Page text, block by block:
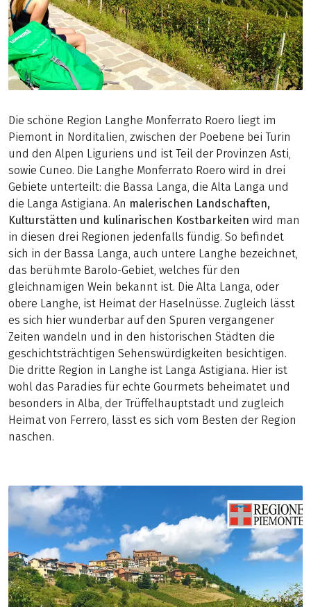
Die schöne Region Langhe Monferrato Roero liegt im
Piemont in Norditalien, zwischen der Poebene bei Turin
und den Alpen Liguriens und ist Teil der Provinzen Asti,
sowie Cuneo. Die Langhe Monferrato Roero wird in drei
Gebiete unterteilt: die Bassa Langa, die Alta Langa und
die Langa Astigiana. An malerischen Landschaften,
Kulturstätten und kulinarischen Kostbarkeiten wird man
in diesen drei Regionen jedenfalls fündig. So befindet
sich in der Bassa Langa, auch untere Langhe bezeichnet,
das berühmte Barolo-Gebiet, welches für den
gleichnamigen Wein bekannt ist. Die Alta Langa, oder
obere Langhe, ist Heimat der Haselnüsse. Zugleich lässt
es sich hier wunderbar auf den Spuren vergangener
Zeiten wandeln und in den historischen Städten die
geschichtsträchtigen Sehenswürdigkeiten besichtigen.
Die dritte Region in Langhe ist Langa Astigiana. Hier ist
wohl das Paradies für echte Gourmets beheimatet und
besonders in Alba, der Trüffelhauptstadt und zugleich
Heimat von Ferrero, lässt es sich vom Besten der Region
naschen.